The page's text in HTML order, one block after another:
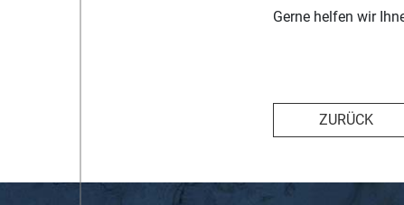
Gerne helfen wir
ZURÜCK